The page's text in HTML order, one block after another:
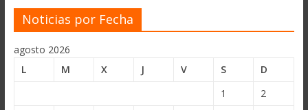
Noticias por Fecha
agosto 2026
L
M X J V S
D
1
2